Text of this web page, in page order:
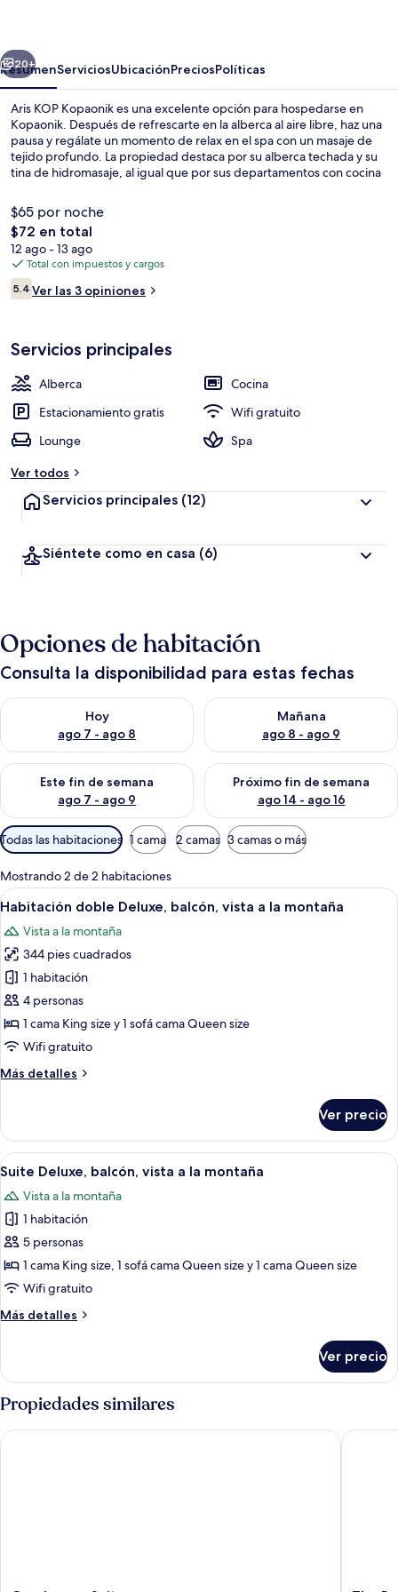
Siguiente
20+
ResumenServiciosUbicaciónPreciosPolíticas
Aris KOP Kopaonik es una excelente opción para hospedarse en
Kopaonik. Después de refrescarte en la alberca al aire libre, haz una
pausa y regálate un momento de relax en el spa con un masaje de
tejido profundo. La propiedad destaca por su alberca techada y su
tina de hidromasaje, al igual que por sus departamentos con cocina
$65 por noche
El
precio
total
es
de
$72 en total
12 ago - 13 ago
Total con impuestos y cargos
Opiniones
5.45.4 de 10,
Ver las 3 opiniones
Servicios principales
Alberca
Cocina
Estacionamiento gratis
Wifi gratuito
Lounge
Spa
Ver todos
Servicios principales (12)
Siéntete como en casa (6)
Opciones de habitación
Consulta la disponibilidad para estas fechas
Hoy
ago 7 - ago 8
Consulta la disponibilidad para hoy ago 7 - ago 8
Mañana
ago 8 - ago 9
Consulta la disponibilidad
Este fin de semana
ago 7 - ago 9
Consulta la disponibilidad para este fin de semana ago 7 -
Próximo fin de semana
ago 14 - ago 16
Consulta la disponibilidad
Filtros
disponibles
para
las
habitaciones
Todas las habitaciones 1 cama 2 camas 3 camas o más
Mostrando 2 de 2 habitaciones
Abrir
todas
las
fotos
de
Habitación
doble
Deluxe,
balcón,
vista
montaña
Una habitación de hotel moderna
7
Habitación doble Deluxe, balcón, vista a la montaña
Vista a la montaña
344 pies cuadrados
1 habitación
4 personas
1 cama King size y 1 sofá cama Queen size
Wifi gratuito
Más detalles
Más
doble
Deluxe,
balcón,
a
la
montaña
Ver precio
Abrir
todas
las
fotos
de
Suite
Deluxe,
vista
montaña
Una sala de estar moderna con piso
7
Suite Deluxe, balcón, vista a la montaña
Vista a la montaña
1 habitación
5 personas
1 cama King size, 1 sofá cama Queen size y 1 cama Queen size
Wifi gratuito
Más detalles
Más
Deluxe,
balcón,
vista
la
Ver precio
Propiedades similares
One Luxury Suites The